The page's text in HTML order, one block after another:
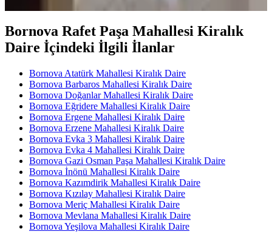
Bornova Rafet Paşa Mahallesi Kiralık
Daire İçindeki İlgili İlanlar
Bornova Atatürk Mahallesi Kiralık Daire
Bornova Barbaros Mahallesi Kiralık Daire
Bornova Doğanlar Mahallesi Kiralık Daire
Bornova Eğridere Mahallesi Kiralık Daire
Bornova Ergene Mahallesi Kiralık Daire
Bornova Erzene Mahallesi Kiralık Daire
Bornova Evka 3 Mahallesi Kiralık Daire
Bornova Evka 4 Mahallesi Kiralık Daire
Bornova Gazi Osman Paşa Mahallesi Kiralık Daire
Bornova İnönü Mahallesi Kiralık Daire
Bornova Kazımdirik Mahallesi Kiralık Daire
Bornova Kızılay Mahallesi Kiralık Daire
Bornova Meriç Mahallesi Kiralık Daire
Bornova Mevlana Mahallesi Kiralık Daire
Bornova Yeşilova Mahallesi Kiralık Daire